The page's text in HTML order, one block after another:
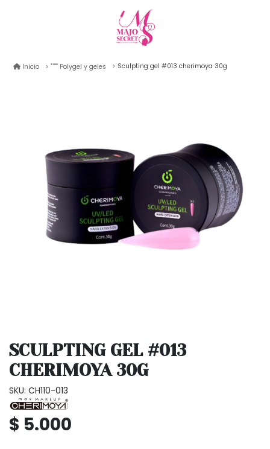
Inicio Polygel y geles Sculpting gel #013 cherimoya 30g
SCULPTING GEL #013
CHERIMOYA 30G
SKU: CH110-013
$ 5.000